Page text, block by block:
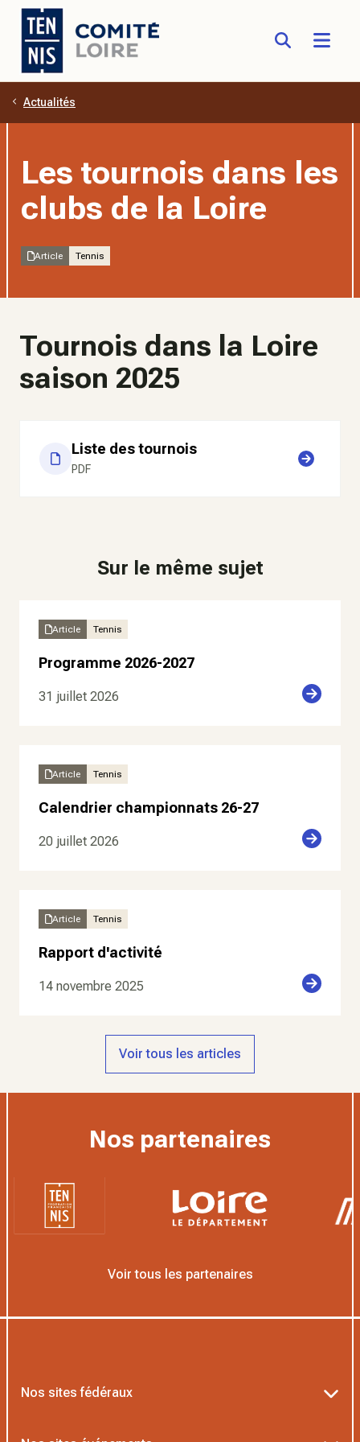
Aller au contenu principal
Actualités
Les tournois dans les
clubs de la Loire
Article Tennis
Tournois dans la Loire
saison 2025
Liste des tournois
PDF
Sur le même sujet
Article Tennis
Programme 2026-2027
31 juillet 2026
Article Tennis
Calendrier championnats 26-27
20 juillet 2026
Article Tennis
Rapport d'activité
14 novembre 2025
Voir tous les articles
Nos partenaires
Voir tous les partenaires
Nos sites fédéraux